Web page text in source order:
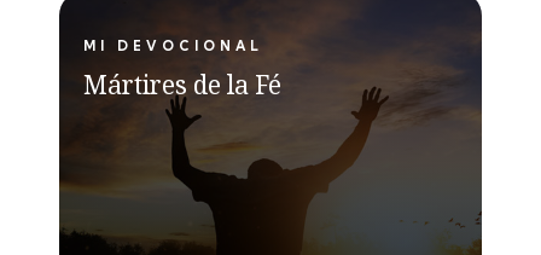
MI DEVOCIONAL
Mártires de la Fé